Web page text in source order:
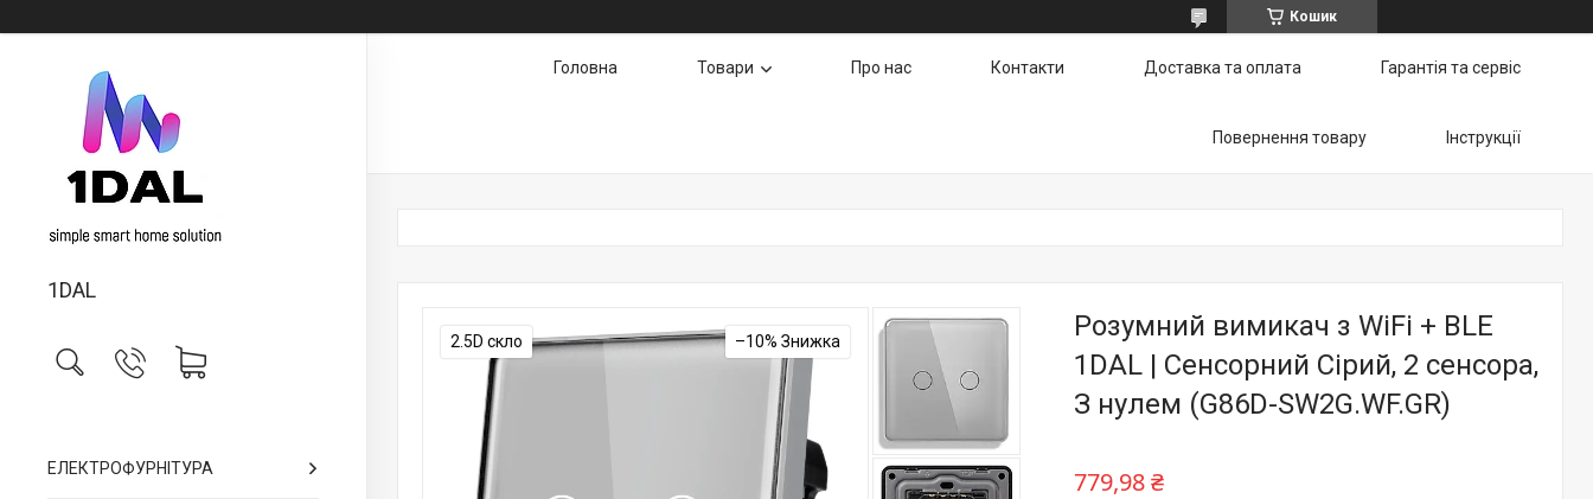
Кошик
1DAL
ЕЛЕКТРОФУРНІТУРА
Головна Товари Про нас Контакти Доставка та оплата Гарантія та сервіс
Повернення товару Інструкції
2.5D скло –10%
Розумний вимикач з WiFi + BLE
1DAL | Сенсорний Сірий, 2 сенсора,
З нулем (G86D-SW2G.WF.GR)
779,98 ₴